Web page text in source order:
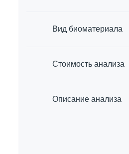
Вид биоматериала
Cтоимость анализа
Описание анализа